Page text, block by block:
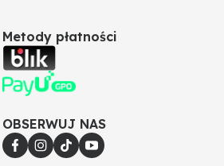
Metody płatności
OBSERWUJ NAS